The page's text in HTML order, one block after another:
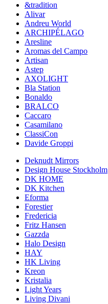
&tradition
Alivar
Andreu World
ARCHIPÉLAGO
Aresline
Aromas del Campo
Artisan
Astep
AXOLIGHT
Bla Station
Bonaldo
BRALCO
Caccaro
Casamilano
ClassiCon
Davide Groppi
Deknudt Mirrors
Design House Stockholm
DK HOME
DK Kitchen
Eforma
Forestier
Fredericia
Fritz Hansen
Gazzda
Halo Design
HAY
HK Living
Kreon
Kristalia
Light Years
Living Divani